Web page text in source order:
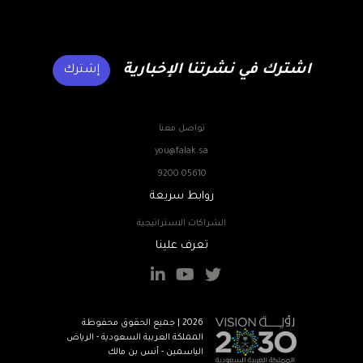
اشترك في نشرتنا الإخبارية إشترك
تواصل معنا
you@falak.sa
9200 05610
روابط سريعة
الشراكات الاستراتيجية
تعرف علينا
2026 | جميع الحقوق محفوظة
المملكة العربية السعودية - الرياض
الياسمين - أنس بن مالك